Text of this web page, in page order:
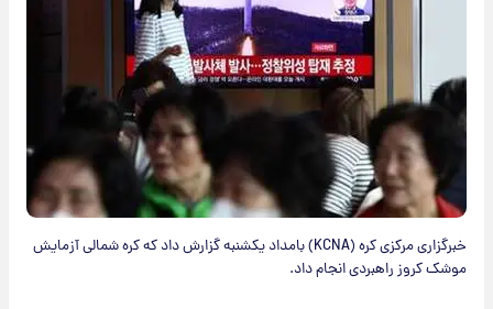
خبرگزاری مرکزی کره (KCNA) بامداد یکشنبه گزارش داد که کره شمالی آزمایش
موشک کروز راهبردی انجام داد.